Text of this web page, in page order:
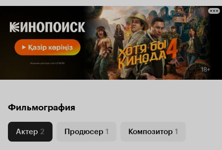
Фильмография
Актер 2 Продюсер 1 Композитор 1